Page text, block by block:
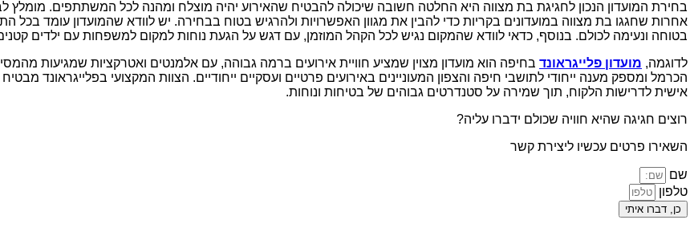
בחירת המועדון הנכון לחגיגת בת מצווה היא החלטה חשובה שיכולה להבטיח שהאירוע יהיה מוצלח ומהנה לכל המשתתפים.
אחרות שחגגו בת מצווה במועדונים בקריות כדי להבין את מגוון האפשרויות ולהרגיש בטוח בבחירה. יש לוודא שהמועדון עומד בכל
בטוחה ונעימה לכולם. בנוסף, כדאי לוודא שהמקום נגיש לכל הקהל המוזמן, עם דגש על הגעת נוחות למקום למשפחות עם ילדים
לדוגמה, מועדון פלייגראונד בחיפה הוא מועדון מצוין שמציע חוויית אירועים ברמה גבוהה, עם אלמנטים ואטרקציות שמגיעות
הכרמל ומספק מענה ייחודי לתושבי חיפה והצפון המעוניינים באירועים פרטיים ועסקיים ייחודיים. הצוות המקצועי בפלייגראונד
אישית לדרישות הלקוח, תוך שמירה על סטנדרטים גבוהים של בטיחות ונוחות.
רוצים חגיגה שהיא חוויה שכולם ידברו עליה?
השאירו פרטים עכשיו ליצירת קשר
שם
טלפון
כן, דברו איתי